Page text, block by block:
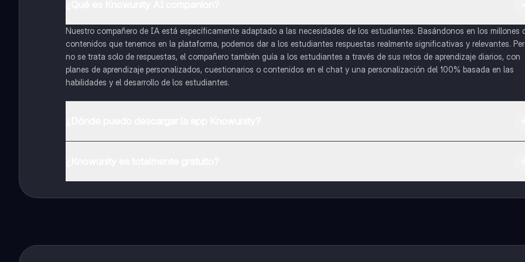
Nuestro compañero de IA está específicamente adaptado a las necesidades de los estudiantes. Basándonos en los millones
contenidos que tenemos en la plataforma, podemos dar a los estudiantes respuestas realmente significativas y relevantes.
no se trata solo de respuestas, el compañero también guía a los estudiantes a través de sus retos de aprendizaje diarios, con
planes de aprendizaje personalizados, cuestionarios o contenidos en el chat y una personalización del 100% basada en las
habilidades y el desarrollo de los estudiantes.
inmeditamente. Puedes ganar dinero utilizando la aplicación, que te permitirá acceder a determinadas funciones.